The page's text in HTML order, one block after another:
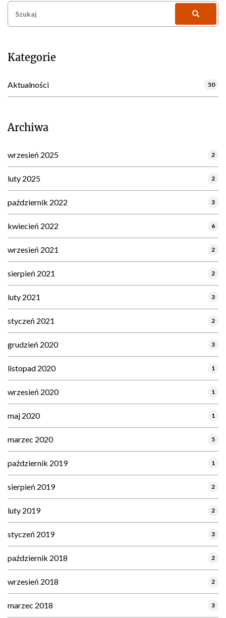
Kategorie
Aktualności 50
Archiwa
wrzesień 2025 2
luty 2025 2
październik 2022 3
kwiecień 2022 6
wrzesień 2021 2
sierpień 2021 2
luty 2021 3
styczeń 2021 2
grudzień 2020 3
listopad 2020 1
wrzesień 2020 1
maj 2020 1
marzec 2020 5
październik 2019 1
sierpień 2019 2
luty 2019 2
styczeń 2019 3
październik 2018 2
wrzesień 2018 2
marzec 2018 3